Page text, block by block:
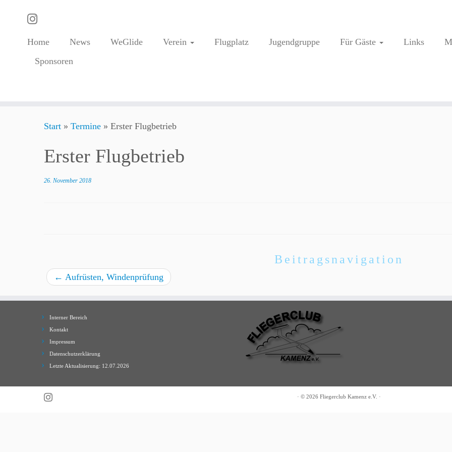
Home News WeGlide Verein Flugplatz Jugendgruppe Für Gäste Links
Sponsoren
Start » Termine » Erster Flugbetrieb
Erster Flugbetrieb
26. November 2018
Beitragsnavigation
← Aufrüsten, Windenprüfung
Interner Bereich
Kontakt
Impressum
Datenschutzerklärung
Letzte Aktualisierung: 12.07.2026
· © 2026 Fliegerclub Kamenz e.V. ·